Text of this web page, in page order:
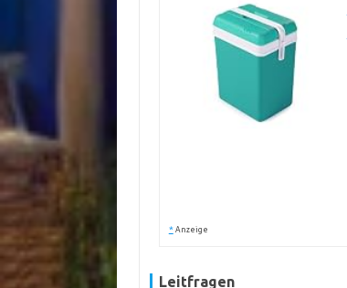
* Anzeige
Leitfragen